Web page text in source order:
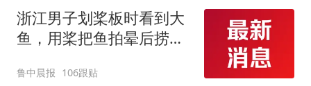
浙江男子划桨板时看到大
鱼，用桨把鱼拍晕后捞
两，做成红烧辣子鱼块，
鲁中晨报 106跟贴